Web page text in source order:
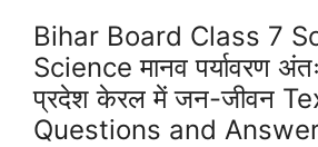
Bihar Board Class 7
Science मानव पर्यावरण
प्रदेश केरल में जन-जीवन
Questions and